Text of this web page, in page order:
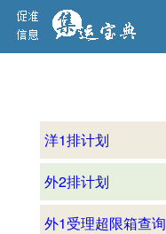
洋1排计划
外2排计划
外1受理超限箱查询